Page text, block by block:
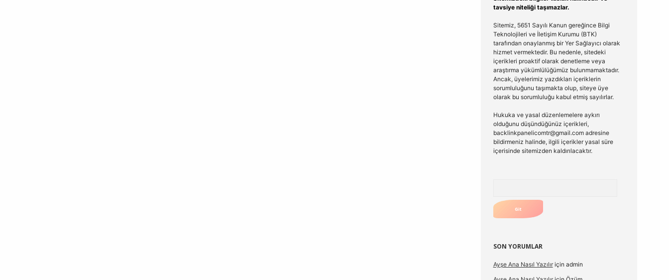
tavsiye niteliği taşımazlar.
Sitemiz, 5651 Sayılı Kanun gereğince Bilgi
Teknolojileri ve İletişim Kurumu (BTK)
tarafından onaylanmış bir Yer Sağlayıcı olarak
hizmet vermektedir. Bu nedenle, sitedeki
içerikleri proaktif olarak denetleme veya
araştırma yükümlülüğümüz bulunmamaktadır.
Ancak, üyelerimiz yazdıkları içeriklerin
sorumluluğunu taşımakta olup, siteye üye
olarak bu sorumluluğu kabul etmiş sayılırlar.
Hukuka ve yasal düzenlemelere aykırı
olduğunu düşündüğünüz içerikleri,
backlinkpanelicomtr@gmail.comadresine
bildirmeniz halinde, ilgili içerikler yasal süre
içerisinde sitemizden kaldırılacaktır.
SON YORUMLAR
Ayşe Ana Nasıl Yazılıriçin admin